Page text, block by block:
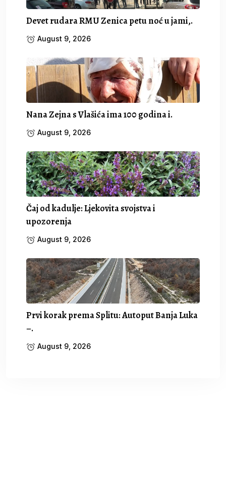
Devet rudara RMU Zenica petu noć u jami,.
August 9, 2026
Nana Zejna s Vlašića ima 100 godina i.
August 9, 2026
Čaj od kadulje: Ljekovita svojstva i
upozorenja
August 9, 2026
Prvi korak prema Splitu: Autoput Banja Luka
–.
August 9, 2026